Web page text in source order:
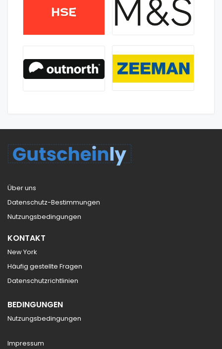
Über uns
Datenschutz-Bestimmungen
Nutzungsbedingungen
KONTAKT
New York
Häufig gestellte Fragen
Datenschutzrichtlinien
BEDINGUNGEN
Nutzungsbedingungen
Impressum